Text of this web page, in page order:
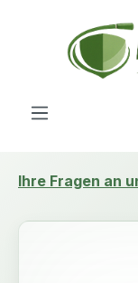
Zum Hauptinhalt
Ihre Fragen an